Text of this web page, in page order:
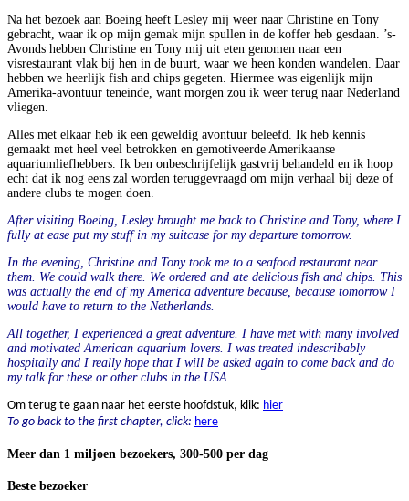
Na het bezoek aan Boeing heeft Lesley mij weer naar Christine en Tony
gebracht, waar ik op mijn gemak mijn spullen in de koffer heb gesdaan. ’s-
Avonds hebben Christine en Tony mij uit eten genomen naar een
visrestaurant vlak bij hen in de buurt, waar we heen konden wandelen. Daar
hebben we heerlijk fish and chips gegeten. Hiermee was eigenlijk mijn
Amerika-avontuur teneinde, want morgen zou ik weer terug naar Nederland
vliegen.
Alles met elkaar heb ik een geweldig avontuur beleefd. Ik heb kennis
gemaakt met heel veel betrokken en gemotiveerde Amerikaanse
aquariumliefhebbers. Ik ben onbeschrijfelijk gastvrij behandeld en ik hoop
echt dat ik nog eens zal worden teruggevraagd om mijn verhaal bij deze of
andere clubs te mogen doen.
After visiting Boeing, Lesley brought me back to Christine and Tony, where I
fully at ease put my stuff in my suitcase for my departure tomorrow.
In the evening, Christine and Tony took me to a seafood restaurant near
them. We could walk there. We ordered and ate delicious fish and chips. This
was actually the end of my America adventure because, because tomorrow I
would have to return to the Netherlands.
All together, I experienced a great adventure. I have met with many involved
and motivated American aquarium lovers. I was treated indescribably
hospitally and I really hope that I will be asked again to come back and do
my talk for these or other clubs in the USA.
Om terug te gaan naar het eerste hoofdstuk, klik: hier
To go back to the first chapter, click: here
Meer dan 1 miljoen bezoekers, 300-500 per dag
Beste bezoeker